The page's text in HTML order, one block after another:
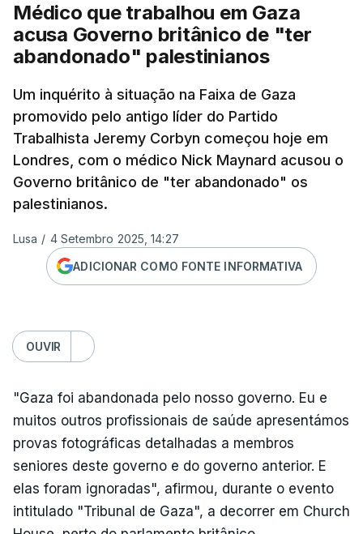
Médico que trabalhou em Gaza
acusa Governo britânico de "ter
abandonado" palestinianos
Um inquérito à situação na Faixa de Gaza
promovido pelo antigo líder do Partido
Trabalhista Jeremy Corbyn começou hoje em
Londres, com o médico Nick Maynard acusou o
Governo britânico de "ter abandonado" os
palestinianos.
Lusa / 4 Setembro 2025, 14:27
ADICIONAR COMO FONTE INFORMATIVA
OUVIR
"Gaza foi abandonada pelo nosso governo. Eu e
muitos outros profissionais de saúde apresentámos
provas fotográficas detalhadas a membros
seniores deste governo e do governo anterior. E
elas foram ignoradas", afirmou, durante o evento
intitulado "Tribunal de Gaza", a decorrer em Church